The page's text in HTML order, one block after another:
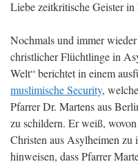
Liebe zeitkritische Geister
Nochmals und immer
christlicher Flüchtlinge in
Welt“ berichtet in einem
muslimische Security,
Pfarrer Dr. Martens aus
zu schildern. Er weiß,
Christen aus Asylheimen
hinweisen, dass Pfarrer